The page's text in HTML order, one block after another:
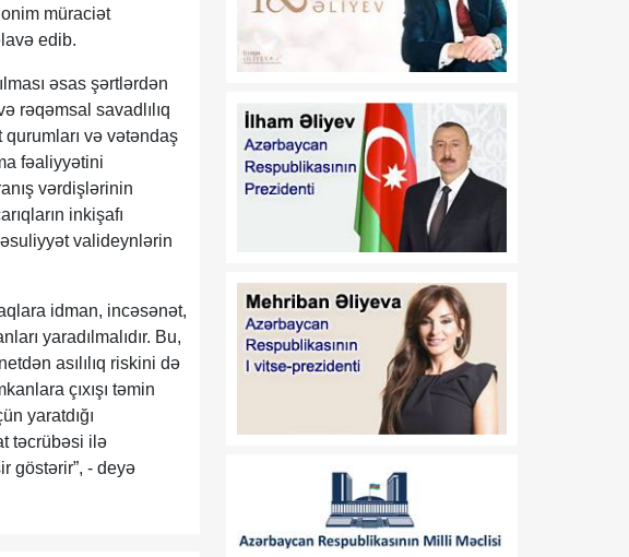
müraciət
edib.
əsas şərtlərdən
rəqəmsal savadlılıq
və vətəndaş
fəaliyyətini
vərdişlərinin
inkişafı
valideynlərin
idman, incəsənət,
yaradılmalıdır. Bu,
asılılıq riskini də
çıxışı təmin
yaratdığı
təcrübəsi ilə
göstərir”, - deyə
Respublikası Prezidentinin
2019-cu il 30 dekabr tarixli
911 nömrəli Fərmanında
2020-ci il 12 may tarixli
1017 nömrəli
fərmanlarında dəyişiklik
edilməsi haqqında
“İşğaldan azad edilmiş
ərazilərdə fəaliyyət
maliyyə resurslarına çıxış
imkanlarının
genişləndirilməsi
istiqamətində zəruri dövlət
dəstəyinin gücləndirilməsi
Respublikası adından borc
verilməsi Qaydası”nın
təsdiq edilməsi haqqında”
Azərbaycan Respublikası
Prezidentinin 2018-ci il 18
06 Avqust